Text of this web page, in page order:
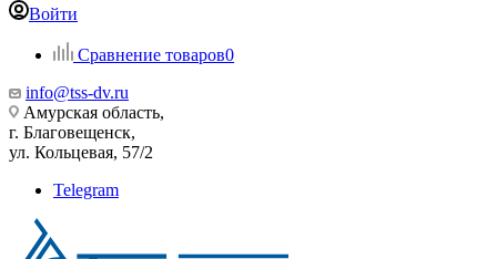
Войти
Сравнение товаров0
info@tss-dv.ru
Амурская область,
г. Благовещенск,
ул. Кольцевая, 57/2
Telegram